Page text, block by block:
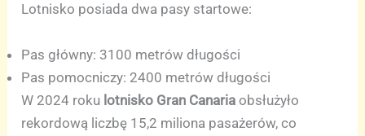
Lotnisko posiada dwa pasy startowe:
Pas główny: 3100 metrów długości
Pas pomocniczy: 2400 metrów długości
W 2024 roku lotnisko Gran Canaria obsłużyło
rekordową liczbę 15,2 miliona pasażerów, co